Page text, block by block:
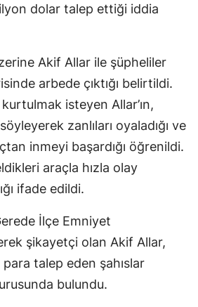
dolar talep ettiği iddia
Akif Allar ile şüpheliler
arbede çıktığı belirtildi.
kurtulmak isteyen Allar’ın,
zanlıları oyaladığı ve
inmeyi başardığı öğrenildi.
araçla hızla olay
ifade edildi.
İlçe Emniyet
şikayetçi olan Akif Allar,
talep eden şahıslar
bulundu.